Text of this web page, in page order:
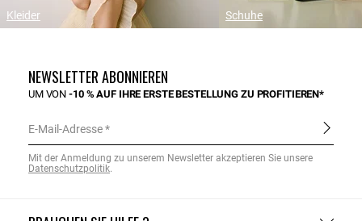
Kleider Schuhe
NEWSLETTER ABONNIEREN
UM VON-10 % AUF IHRE ERSTE BESTELLUNG ZU PROFITIEREN*
E-Mail-Adresse
Mit der Anmeldung zu unserem Newsletter akzeptieren Sie unsere
Datenschutzpolitik.